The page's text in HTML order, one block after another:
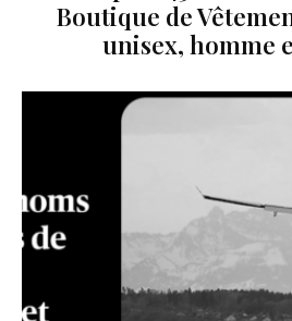
Boutique de
unisex, homme